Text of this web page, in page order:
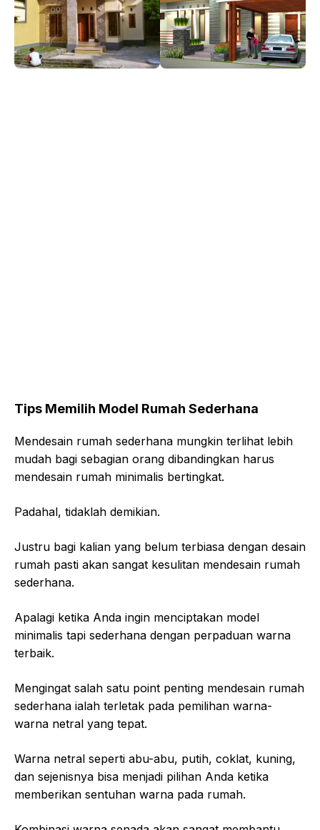
Tips Memilih Model Rumah Sederhana
Mendesain rumah sederhana mungkin terlihat lebih
mudah bagi sebagian orang dibandingkan harus
mendesain rumah minimalis bertingkat.
Padahal, tidaklah demikian.
Justru bagi kalian yang belum terbiasa dengan desain
rumah pasti akan sangat kesulitan mendesain rumah
sederhana.
Apalagi ketika Anda ingin menciptakan model
minimalis tapi sederhana dengan perpaduan warna
terbaik.
Mengingat salah satu point penting mendesain rumah
sederhana ialah terletak pada pemilihan warna-
warna netral yang tepat.
Warna netral seperti abu-abu, putih, coklat, kuning,
dan sejenisnya bisa menjadi pilihan Anda ketika
memberikan sentuhan warna pada rumah.